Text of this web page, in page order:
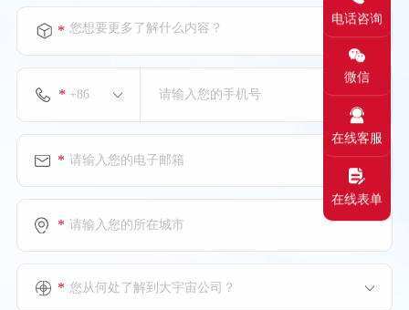
您想要更多了解什么内容？
*
*
*
*
您从何处了解到大宇宙公司？
*
电话咨询
微信
在线客服
在线表单